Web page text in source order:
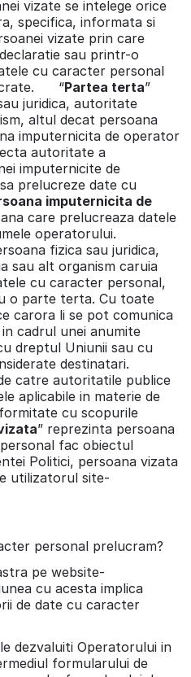
vizate se intelege orice
specifica, informata si
vizate prin care
sau printr-o
cu caracter personal
“Partea terta”
juridica, autoritate
altul decat persoana
imputernicita de operator
autoritate a
imputernicite de
prelucreze date cu
imputernicita de
care prelucreaza datele
operatorului.
fizica sau juridica,
sau alt organism caruia
cu caracter personal,
o parte terta. Cu toate
carora li se pot comunica
cadrul unei anumite
dreptul Uniunii sau cu
destinatari.
catre autoritatile publice
aplicabile in materie de
cu scopurile
” reprezinta persoana
fac obiectul
Politici, persoana vizata
utilizatorul site-
personal prelucram?
pe website-
cu acesta implica
de date cu caracter
dezvaluiti Operatorului in
formularului de